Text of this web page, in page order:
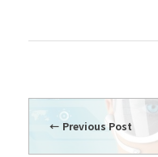
Previous Post